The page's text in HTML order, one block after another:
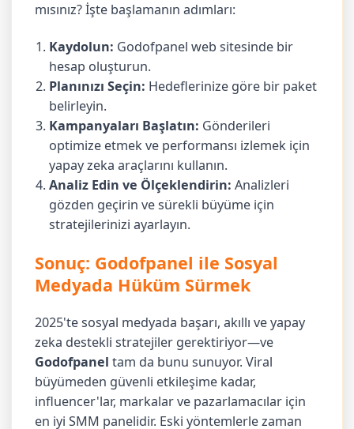
mısınız? İşte başlamanın adımları:
Kaydolun: Godofpanel web sitesinde bir
hesap oluşturun.
Planınızı Seçin: Hedeflerinize göre bir paket
belirleyin.
Kampanyaları Başlatın: Gönderileri
optimize etmek ve performansı izlemek için
yapay zeka araçlarını kullanın.
Analiz Edin ve Ölçeklendirin: Analizleri
gözden geçirin ve sürekli büyüme için
stratejilerinizi ayarlayın.
Sonuç: Godofpanel ile Sosyal
Medyada Hüküm Sürmek
2025'te sosyal medyada başarı, akıllı ve yapay
zeka destekli stratejiler gerektiriyor—ve
Godofpanel tam da bunu sunuyor. Viral
büyümeden güvenli etkileşime kadar,
influencer'lar, markalar ve pazarlamacılar için
en iyi SMM panelidir. Eski yöntemlerle zaman